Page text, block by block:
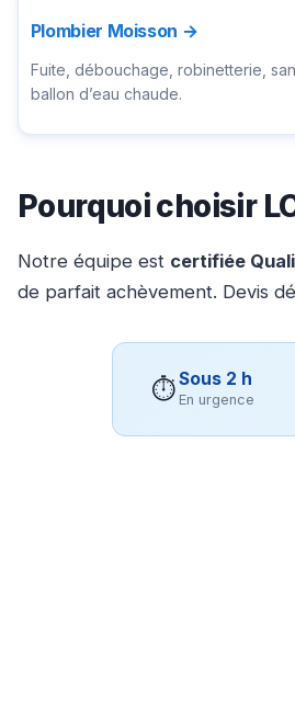
Plombier Moisson →
Fuite, débouchage, robinetterie,
ballon d’eau chaude.
Pourquoi choisir
Notre équipe est certifiée
de parfait achèvement. Devis
⏱Sous 2 h
En urgence